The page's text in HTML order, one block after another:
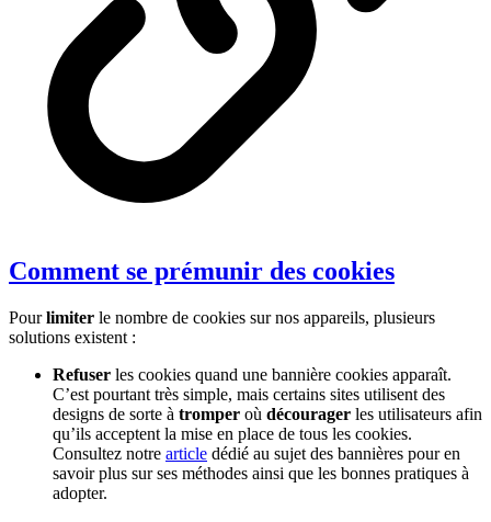
Comment se prémunir des cookies
Pourlimiter le nombre de cookies sur nos appareils, plusieurs
solutions existent :
Refuser les cookies quand une bannière cookies apparaît.
C’est pourtant très simple, mais certains sites utilisent des
designs de sorte à tromper où décourager les utilisateurs afin
qu’ils acceptent la mise en place de tous les cookies.
Consultez notre article dédié au sujet des bannières pour en
savoir plus sur ses méthodes ainsi que les bonnes pratiques à
adopter.